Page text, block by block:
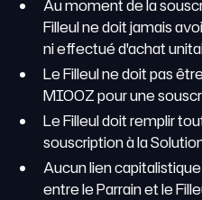
Au moment de la
Filleul ne doit jamais
ni effectué d'achat
Le Filleul ne doit pas
MIOOZ pour une
Le Filleul doit remplir
souscription à la
Aucun lien
entre le Parrain et le